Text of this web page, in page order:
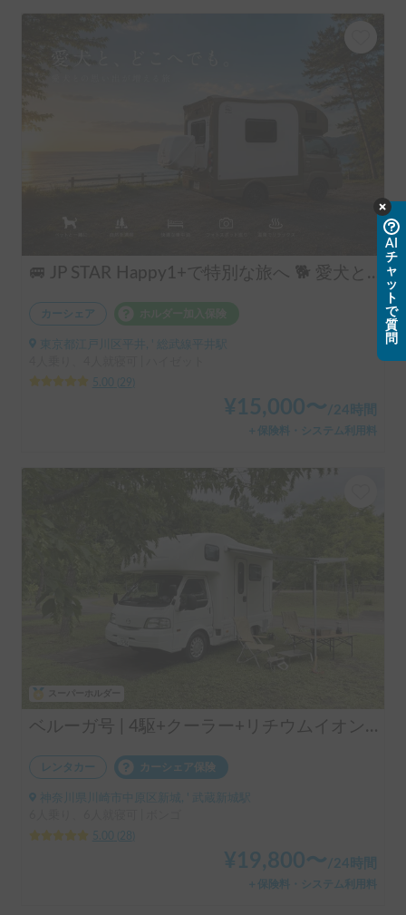
🚐 JP STAR Happy1+で特別な旅へ 🐕 愛犬と一緒に、夫婦旅・ソロキャン・音楽フェスを楽しもう♪
カーシェア
東京都江戸川区平井, ' 総武線平井駅
5.00
29
¥ 15,000〜 /24時間
＋保険料・システム利用料
ベルーガ号 | 4駆+クーラー+リチウムイオンバッテリー+ソーラーパネル/レンタル事業者 自損事故の車両保険ついてます
レンタカー カーシェア保険
神奈川県川崎市中原区新城, ' 武蔵新城駅
5.00
28
¥ 19,800〜/24時間
＋保険料・システム利用料
AI
チ
ャ
ッ
ト
で
質
問